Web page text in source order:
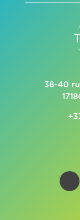
38-40